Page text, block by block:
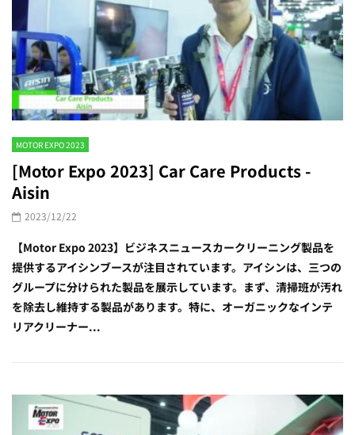
MOTOR EXPO 2023
[Motor Expo 2023] Car Care Products -
Aisin
2023/12/22
【Motor Expo 2023】ビジネスニュースカークリーニング製品を
提供するアイシンブースが注目されています。アイシンは、三つの
グループに分けられた製品を展示しています。まず、清掃班が汚れ
を除去し維持する製品があります。特に、オーガニックなインテ
リアクリーナー...